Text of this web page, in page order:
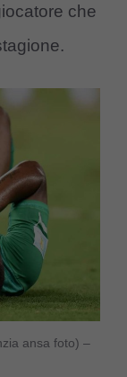
che
ansa foto) –